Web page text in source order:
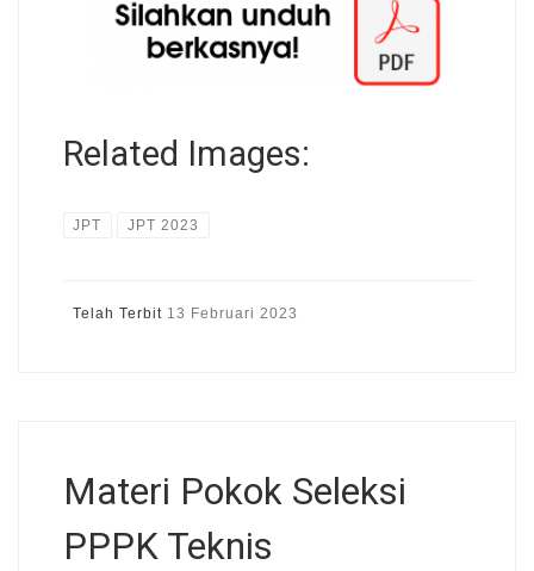
Related Images:
JPT JPT 2023
Telah Terbit 13 Februari 2023
Materi Pokok Seleksi
PPPK Teknis